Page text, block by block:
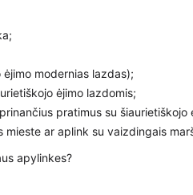
modernias lazdas);
ėjimo lazdomis;
pratimus su šiaurietiškojo
ar aplink su vaizdingais
apylinkes?